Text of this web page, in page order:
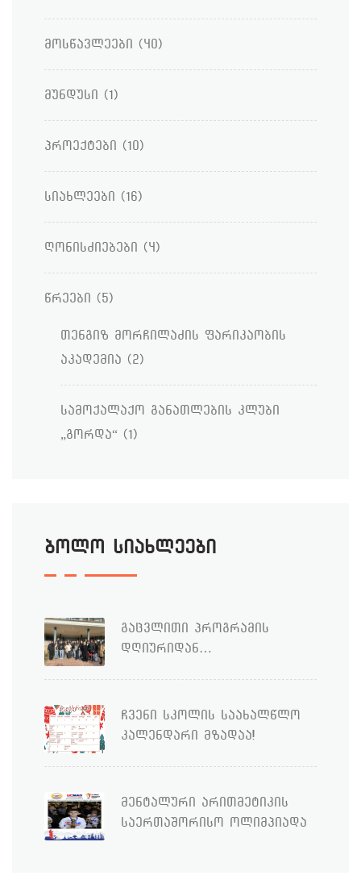
მოსწავლეები (40)
მუნდუსი (1)
პროექტები (10)
სიახლეები (16)
ღონისძიებები (4)
წრეები (5)
თენგიზ მორჩილაძის ფარიკაობის
აკადემია (2)
სამოქალაქო განათლების კლუბი
„გორდა“ (1)
ბოლო სიახლეები
გაცვლითი პროგრამის
დღიურიდან…
ჩვენი სკოლის საახალწლო
კალენდარი მზადაა!
მენტალური არითმეტიკის
საერთაშორისო ოლიმპიადა